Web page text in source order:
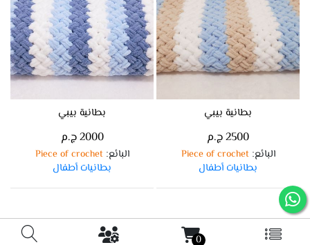
0
بطانية بيبي
2500 ج.م
البائع:
Piece of crochet
بطانيات أطفال
بطانية بيبي
2000 ج.م
البائع:
Piece of crochet
بطانيات أطفال